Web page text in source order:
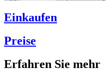
Einkaufen
Preise
Erfahren Sie mehr